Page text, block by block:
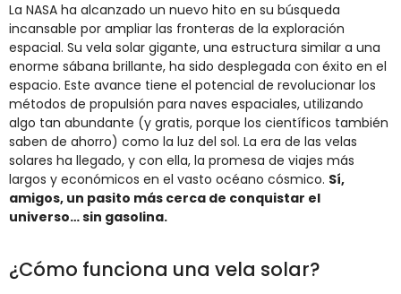
La NASA ha alcanzado un nuevo hito en su búsqueda
incansable por ampliar las fronteras de la exploración
espacial. Su vela solar gigante, una estructura similar a una
enorme sábana brillante, ha sido desplegada con éxito en el
espacio. Este avance tiene el potencial de revolucionar los
métodos de propulsión para naves espaciales, utilizando
algo tan abundante (y gratis, porque los científicos también
saben de ahorro) como la luz del sol. La era de las velas
solares ha llegado, y con ella, la promesa de viajes más
largos y económicos en el vasto océano cósmico. Sí,
amigos, un pasito más cerca de conquistar el
universo… sin gasolina.
¿Cómo funciona una vela solar?